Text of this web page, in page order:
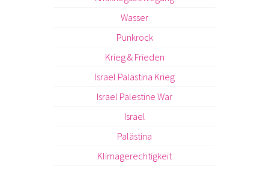
Wasser
Punkrock
Krieg & Frieden
Israel Palästina Krieg
Israel Palestine War
Israel
Palästina
Klimagerechtigkeit